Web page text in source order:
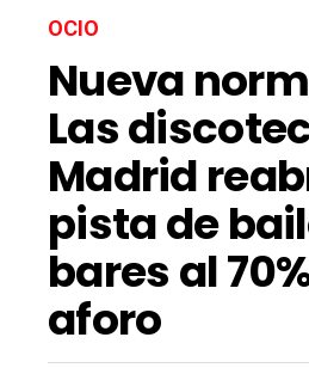
OCIO
Nueva
Las
Madrid
pista de
bares al
aforo